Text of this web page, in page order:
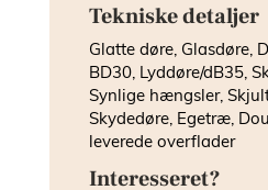
Tekniske detaljer
Glatte døre, Glasdøre,
BD30, Lyddøre/dB35,
Synlige hængsler,
Skydedøre, Egetræ,
leverede overflader
Interesseret?